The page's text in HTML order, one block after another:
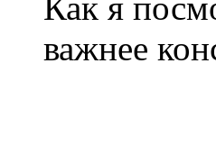
важнее